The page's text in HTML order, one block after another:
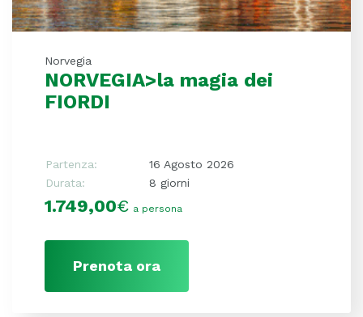
Norvegia
NORVEGIA>la magia dei
FIORDI
Partenza:
16 Agosto 2026
Durata:
8 giorni
1.749,00€ a persona
Prenota ora